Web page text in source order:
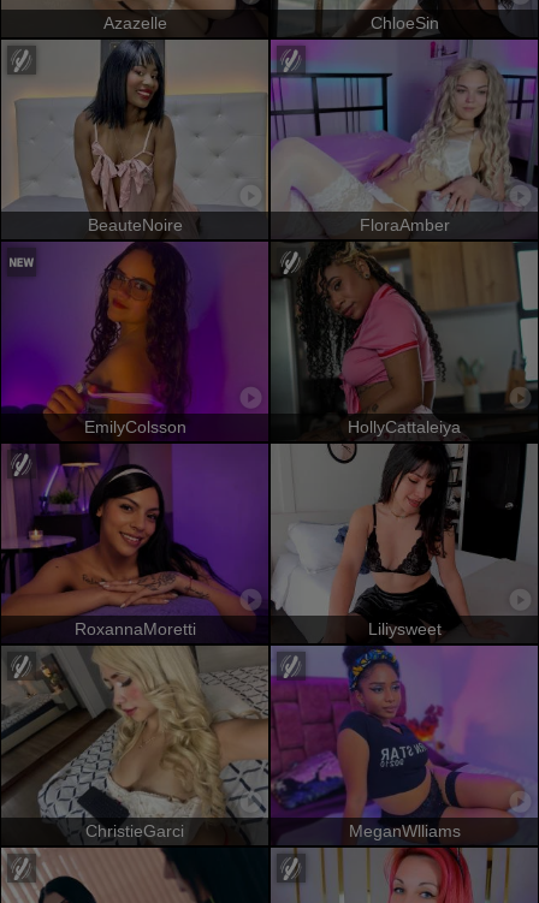
Azazelle ChloeSin
BeauteNoire FloraAmber
EmilyColsson HollyCattaleiya
RoxannaMoretti Liliysweet
ChristieGarci MeganWlliams